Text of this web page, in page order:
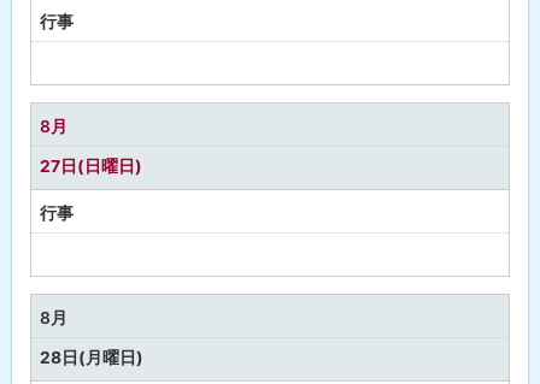
行事
定
な
し
8月
27日(日曜日)
行事
定
な
し
8月
28日(月曜日)